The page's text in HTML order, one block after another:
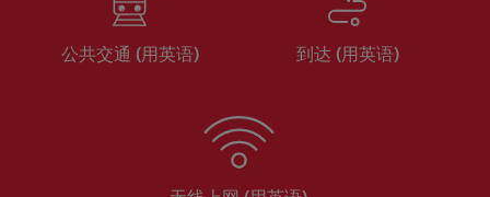
公共交通 (用英语) 到达 (用英语)